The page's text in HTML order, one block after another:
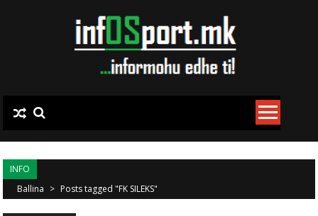
INFO
Ballina > Posts tagged "FK SILEKS"